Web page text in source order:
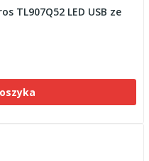
TL907Q52 LED USB ze